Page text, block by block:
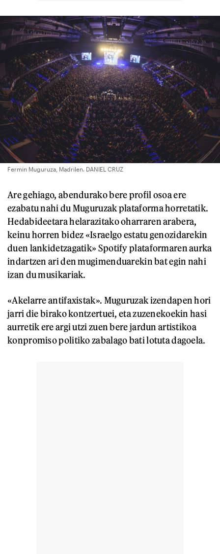
Fermin Muguruza, Madrilen. DANIEL CRUZ
Are gehiago, abendurako bere profil osoa ere
ezabatu nahi du Muguruzak plataforma horretatik.
Hedabideetara helarazitako oharraren arabera,
keinu horren bidez «Israelgo estatu genozidarekin
duen lankidetzagatik» Spotify plataformaren aurka
indartzen ari den mugimenduarekin bat egin nahi
izan du musikariak.
«Akelarre antifaxistak». Muguruzak izendapen hori
jarri die birako kontzertuei, eta zuzenekoekin hasi
aurretik ere argi utzi zuen bere jardun artistikoa
konpromiso politiko zabalago bati lotuta dagoela.